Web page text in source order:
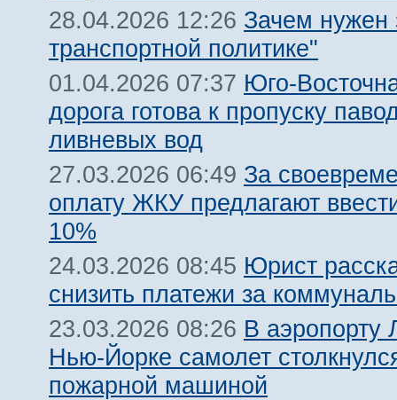
28.04.2026 12:26 Зачем нужен
транспортной политике"
01.04.2026 07:37 Юго-
дорога готова к пропуску
ливневых вод
27.03.2026 06:49 За
оплату ЖКУ предлагают
10%
24.03.2026 08:45 Юрист
снизить платежи за
23.03.2026 08:26 В аэропорту
Нью-Йорке самолет
пожарной машиной